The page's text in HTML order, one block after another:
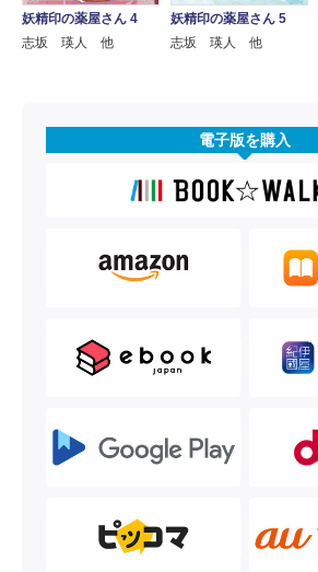
妖精印の薬屋さん 4
志坂 瑛人 他
妖精印の薬屋さん 5
志坂 瑛人 他
電子版を購入